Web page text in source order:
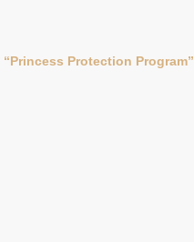
“Princess Protection Program”